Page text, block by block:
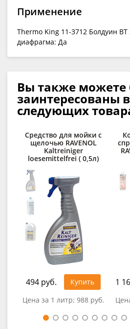
Применение
Thermo King 11-3712 Болдуин BT
диафрагма: Да
Вы также можете
заинтересованы в
следующих
Средство для мойки с
щелочью RAVENOL
Kaltreiniger
loesemittelfrei ( 0,5л)
494 руб.
Купить
Цена за 1 литр: 988 руб.
1